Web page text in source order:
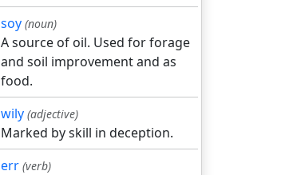
soy (noun)
A source of oil. Used for forage
and soil improvement and as
food.
wily (adjective)
Marked by skill in deception.
err (verb)